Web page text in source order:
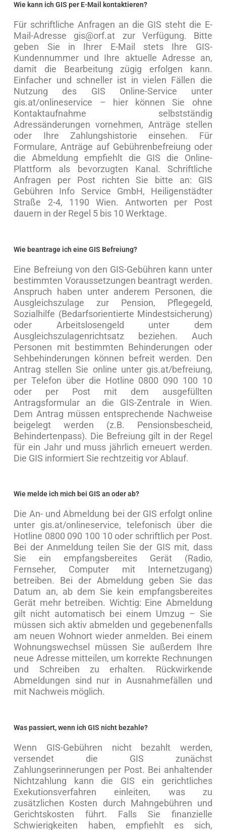
Wie kann ich GIS per E-Mail kontaktieren?
Für schriftliche Anfragen an die GIS steht die E-
Mail-Adresse gis@orf.at zur Verfügung. Bitte
geben Sie in Ihrer E-Mail stets Ihre GIS-
Kundennummer und Ihre aktuelle Adresse an,
damit die Bearbeitung zügig erfolgen kann.
Einfacher und schneller ist in vielen Fällen die
Nutzung des GIS Online-Service unter
gis.at/onlineservice – hier können Sie ohne
Kontaktaufnahme selbstständig
Adressänderungen vornehmen, Anträge stellen
oder Ihre Zahlungshistorie einsehen. Für
Formulare, Anträge auf Gebührenbefreiung oder
die Abmeldung empfiehlt die GIS die Online-
Plattform als bevorzugten Kanal. Schriftliche
Anfragen per Post richten Sie bitte an: GIS
Gebühren Info Service GmbH, Heiligenstädter
Straße 2-4, 1190 Wien. Antworten per Post
dauern in der Regel 5 bis 10 Werktage.
Wie beantrage ich eine GIS Befreiung?
Eine Befreiung von den GIS-Gebühren kann unter
bestimmten Voraussetzungen beantragt werden.
Anspruch haben unter anderem Personen, die
Ausgleichszulage zur Pension, Pflegegeld,
Sozialhilfe (Bedarfsorientierte Mindestsicherung)
oder Arbeitslosengeld unter dem
Ausgleichszulagenrichtsatz beziehen. Auch
Personen mit bestimmten Behinderungen oder
Sehbehinderungen können befreit werden. Den
Antrag stellen Sie online unter gis.at/befreiung,
per Telefon über die Hotline 0800 090 100 10
oder per Post mit dem ausgefüllten
Antragsformular an die GIS-Zentrale in Wien.
Dem Antrag müssen entsprechende Nachweise
beigelegt werden (z.B. Pensionsbescheid,
Behindertenpass). Die Befreiung gilt in der Regel
für ein Jahr und muss jährlich erneuert werden.
Die GIS informiert Sie rechtzeitig vor Ablauf.
Wie melde ich mich bei GIS an oder ab?
Die An- und Abmeldung bei der GIS erfolgt online
unter gis.at/onlineservice, telefonisch über die
Hotline 0800 090 100 10 oder schriftlich per Post.
Bei der Anmeldung teilen Sie der GIS mit, dass
Sie ein empfangsbereites Gerät (Radio,
Fernseher, Computer mit Internetzugang)
betreiben. Bei der Abmeldung geben Sie das
Datum an, ab dem Sie kein empfangsbereites
Gerät mehr betreiben. Wichtig: Eine Abmeldung
gilt nicht automatisch bei einem Umzug – Sie
müssen sich aktiv abmelden und gegebenenfalls
am neuen Wohnort wieder anmelden. Bei einem
Wohnungswechsel müssen Sie außerdem Ihre
neue Adresse mitteilen, um korrekte Rechnungen
und Schreiben zu erhalten. Rückwirkende
Abmeldungen sind nur in Ausnahmefällen und
mit Nachweis möglich.
Was passiert, wenn ich GIS nicht bezahle?
Wenn GIS-Gebühren nicht bezahlt werden,
versendet die GIS zunächst
Zahlungserinnerungen per Post. Bei anhaltender
Nichtzahlung kann die GIS ein gerichtliches
Exekutionsverfahren einleiten, was zu
zusätzlichen Kosten durch Mahngebühren und
Gerichtskosten führt. Falls Sie finanzielle
Schwierigkeiten haben, empfiehlt es sich,